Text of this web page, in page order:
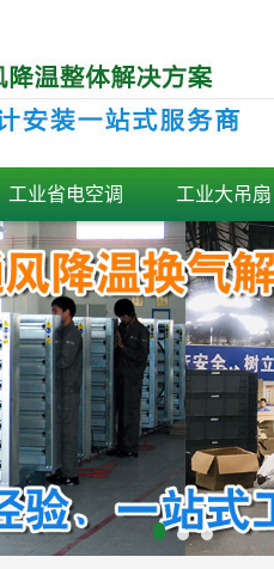
工业省电空调 工业大吊扇